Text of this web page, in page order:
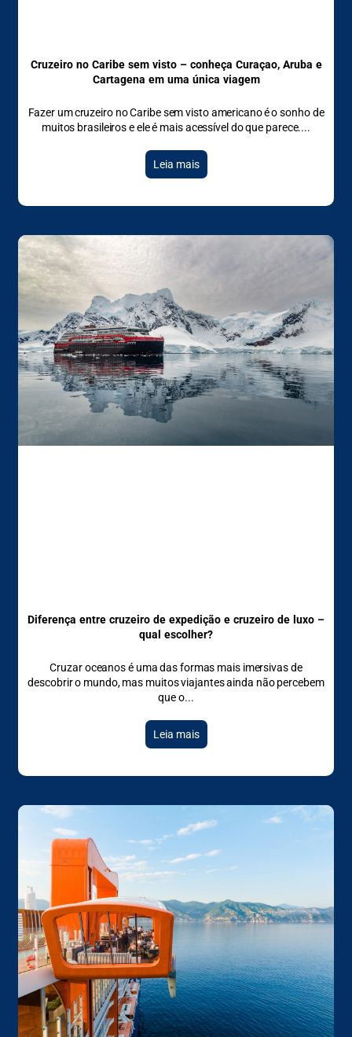
Cruzeiro no Caribe sem visto – conheça Curaçao, Aruba e
Cartagena em uma única viagem
Fazer um cruzeiro no Caribe sem visto americano é o sonho de
muitos brasileiros e ele é mais acessível do que parece.
Leia mais
Diferença entre cruzeiro de expedição e cruzeiro de luxo –
qual escolher?
Cruzar oceanos é uma das formas mais imersivas de
descobrir o mundo, mas muitos viajantes ainda não percebem
que o
Leia mais